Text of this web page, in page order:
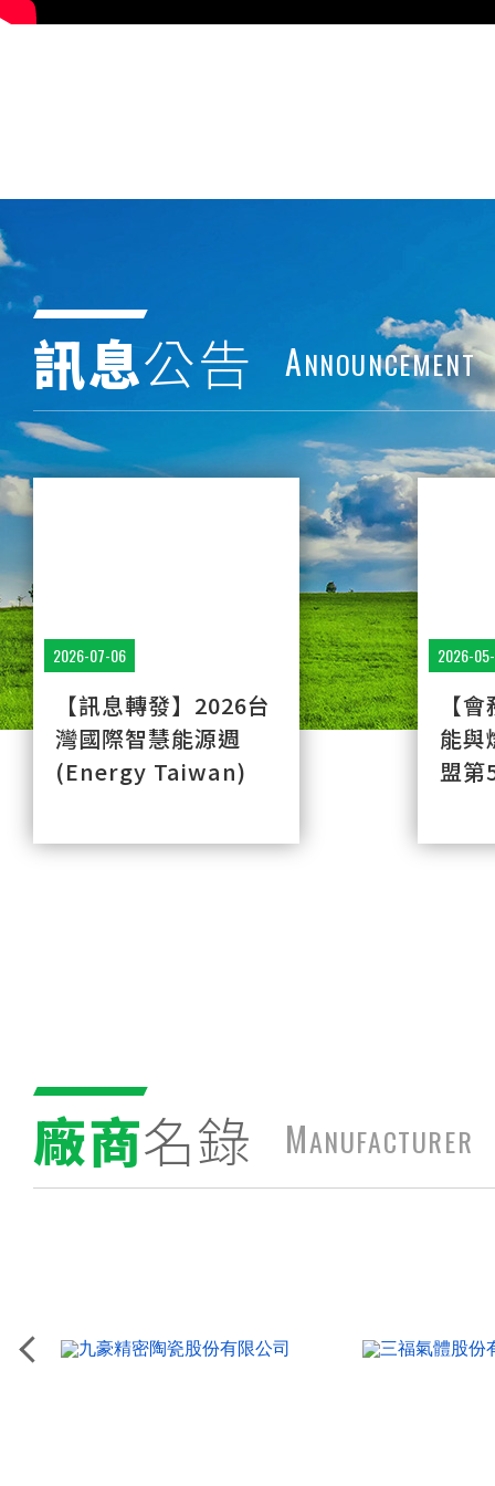
訊息公告 ANNOUNCEMENT
2026-07-06
【訊息轉發】2026台
灣國際智慧能源週
(Energy Taiwan)
2026-
【
能與
盟第
廠商名錄 MANUFACTURER